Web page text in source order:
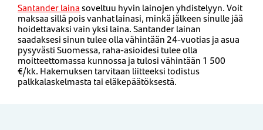
Santander lainasoveltuu hyvin lainojen yhdistelyyn. Voit
maksaa sillä pois vanhat lainasi, minkä jälkeen sinulle jää
hoidettavaksi vain yksi laina. Santander lainan
saadaksesi sinun tulee olla vähintään 24-vuotias ja asua
pysyvästi Suomessa, raha-asioidesi tulee olla
moitteettomassa kunnossa ja tulosi vähintään 1 500
€/kk. Hakemuksen tarvitaan liitteeksi todistus
palkkalaskelmasta tai eläkepäätöksestä.